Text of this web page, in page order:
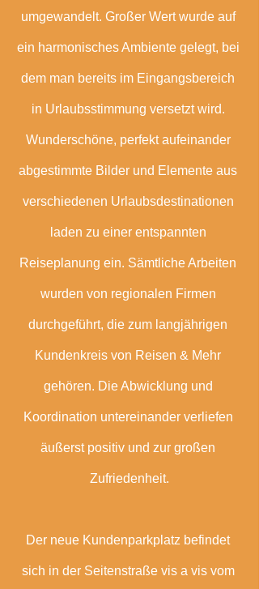
umgewandelt. Großer Wert wurde auf
ein harmonisches Ambiente gelegt, bei
dem man bereits im Eingangsbereich
in Urlaubsstimmung versetzt wird.
Wunderschöne, perfekt aufeinander
abgestimmte Bilder und Elemente aus
verschiedenen Urlaubsdestinationen
laden zu einer entspannten
Reiseplanung ein. Sämtliche Arbeiten
wurden von regionalen Firmen
durchgeführt, die zum langjährigen
Kundenkreis von Reisen & Mehr
gehören. Die Abwicklung und
Koordination untereinander verliefen
äußerst positiv und zur großen
Zufriedenheit.
Der neue Kundenparkplatz befindet
sich in der Seitenstraße vis a vis vom